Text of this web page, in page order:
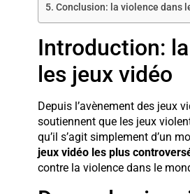
Conclusion: la violence dans
Introduction:
les jeux vidéo
Depuis l’avènement des jeux
soutiennent que les jeux
qu’il s’agit simplement d’un
jeux vidéo les plus
contre la violence dans le